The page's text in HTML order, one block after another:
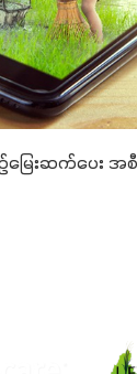
ဉ်မြေးဆက်ပေး